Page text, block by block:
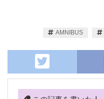
AMNIBUS